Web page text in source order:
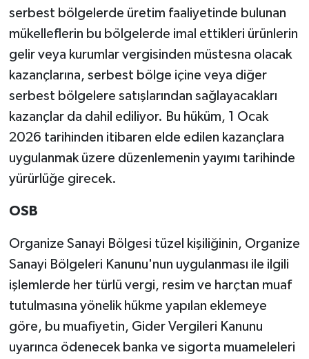
serbest bölgelerde üretim faaliyetinde bulunan
mükelleflerin bu bölgelerde imal ettikleri ürünlerin
gelir veya kurumlar vergisinden müstesna olacak
kazançlarına, serbest bölge içine veya diğer
serbest bölgelere satışlarından sağlayacakları
kazançlar da dahil ediliyor. Bu hüküm, 1 Ocak
2026 tarihinden itibaren elde edilen kazançlara
uygulanmak üzere düzenlemenin yayımı tarihinde
yürürlüğe girecek.
OSB
Organize Sanayi Bölgesi tüzel kişiliğinin, Organize
Sanayi Bölgeleri Kanunu'nun uygulanması ile ilgili
işlemlerde her türlü vergi, resim ve harçtan muaf
tutulmasına yönelik hükme yapılan eklemeye
göre, bu muafiyetin, Gider Vergileri Kanunu
uyarınca ödenecek banka ve sigorta muameleleri